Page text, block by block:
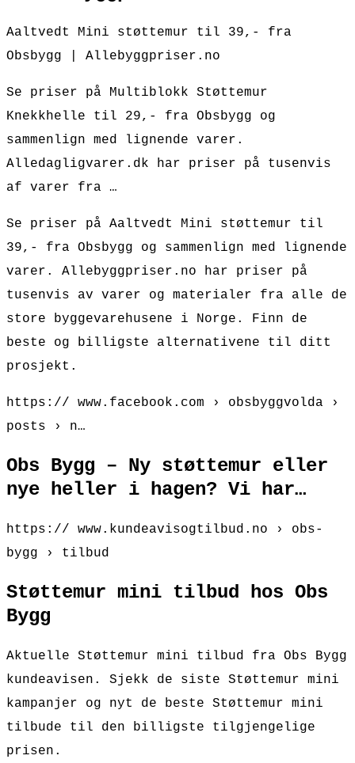
Aaltvedt Mini støttemur til 39,- fra
Obsbygg | Allebyggpriser.no
Se priser på Multiblokk Støttemur
Knekkhelle til 29,- fra Obsbygg og
sammenlign med lignende varer.
Alledagligvarer.dk har priser på tusenvis
af varer fra …
Se priser på Aaltvedt Mini støttemur til
39,- fra Obsbygg og sammenlign med lignende
varer. Allebyggpriser.no har priser på
tusenvis av varer og materialer fra alle de
store byggevarehusene i Norge. Finn de
beste og billigste alternativene til ditt
prosjekt.
https:// www.facebook.com › obsbyggvolda ›
posts › n…
Obs Bygg – Ny støttemur eller
nye heller i hagen? Vi har…
https:// www.kundeavisogtilbud.no › obs-
bygg › tilbud
Støttemur mini tilbud hos Obs
Bygg
Aktuelle Støttemur mini tilbud fra Obs Bygg
kundeavisen. Sjekk de siste Støttemur mini
kampanjer og nyt de beste Støttemur mini
tilbude til den billigste tilgjengelige
prisen.